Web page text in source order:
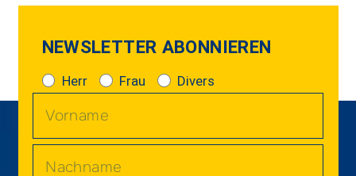
NEWSLETTER ABONNIEREN
Herr Frau Divers